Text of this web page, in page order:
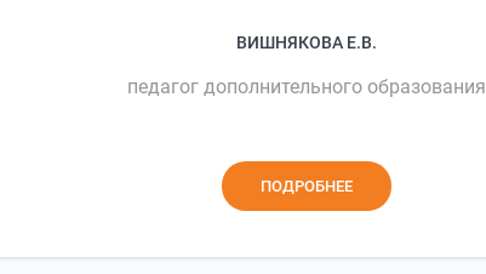
ВИШНЯКОВА Е.В.
педагог дополнительного образования
ПОДРОБНЕЕ